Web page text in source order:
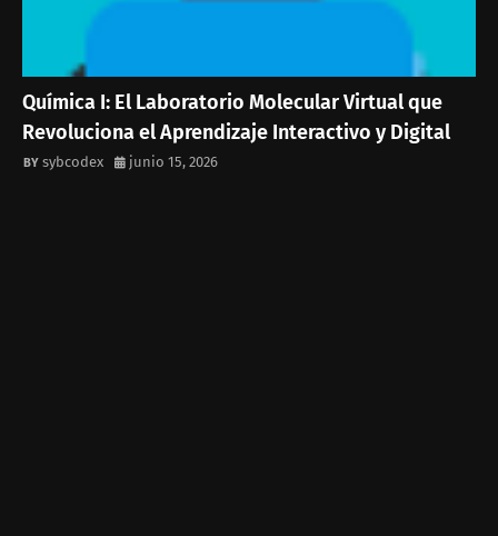
Química I: El Laboratorio Molecular Virtual que
Revoluciona el Aprendizaje Interactivo y Digital
sybcodex junio 15, 2026